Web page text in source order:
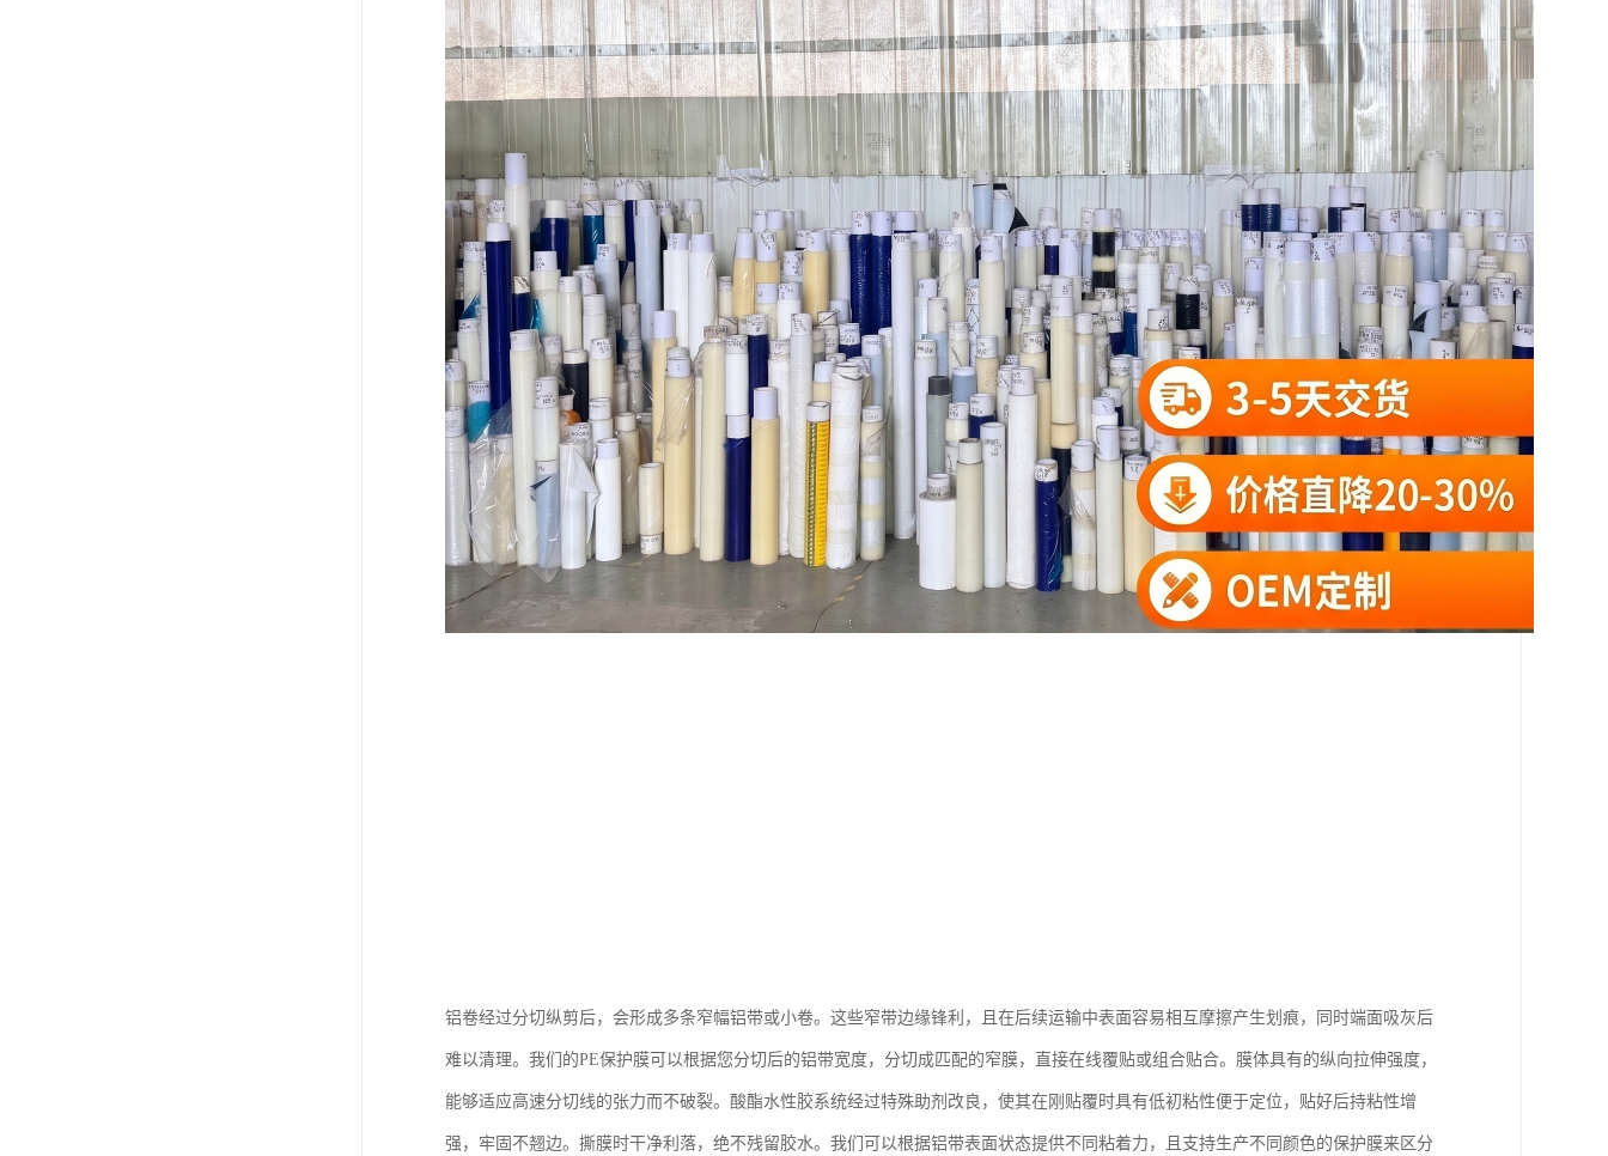
铝卷经过分切纵剪后，会形成多条窄幅铝带或小卷。这些窄带边缘锋利，且在后续运输中表面容易相互摩擦产生划痕，同时端面吸灰后
难以清理。我们的PE保护膜可以根据您分切后的铝带宽度，分切成匹配的窄膜，直接在线覆贴或组合贴合。膜体具有的纵向拉伸强度，
能够适应高速分切线的张力而不破裂。酸酯水性胶系统经过特殊助剂改良，使其在刚贴覆时具有低初粘性便于定位，贴好后持粘性增
强，牢固不翘边。撕膜时干净利落，绝不残留胶水。我们可以根据铝带表面状态提供不同粘着力，且支持生产不同颜色的保护膜来区分